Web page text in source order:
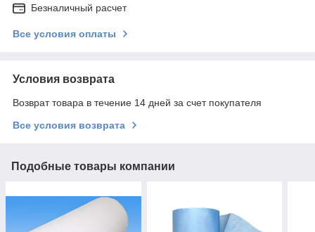
Безналичный расчет
Все условия оплаты
Условия возврата
Возврат товара в течение 14 дней за счет покупателя
Все условия возврата
Подобные товары компании